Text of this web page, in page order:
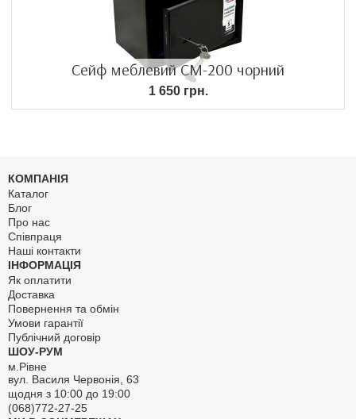
Сейф меблевий СМ-200 чорний
1 650 грн.
КОМПАНІЯ
Каталог
Блог
Про нас
Співпраця
Наші контакти
ІНФОРМАЦІЯ
Як оплатити
Доставка
Повернення та обмін
Умови гарантії
Публічний договір
ШОУ-РУМ
м.Рівне
вул. Василя Червонія, 63
щодня з 10:00 до 19:00
(068)772-27-25